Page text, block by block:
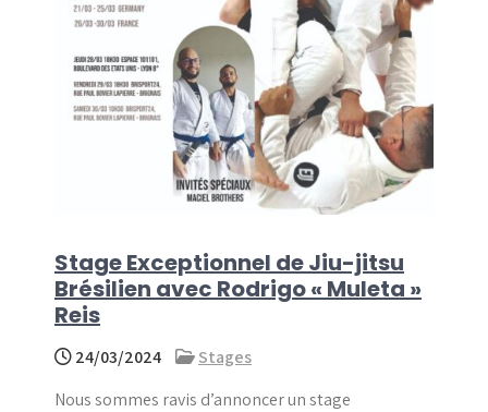
Stage Exceptionnel de Jiu-jitsu
Brésilien avec Rodrigo « Muleta »
Reis
24/03/2024
Stages
Nous sommes ravis d’annoncer un stage